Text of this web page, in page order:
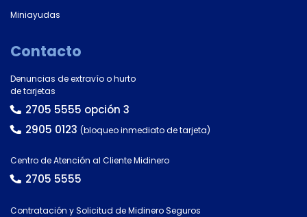
Miniayudas
Contacto
Denuncias de extravío o hurto
de tarjetas
2705 5555 opción 3
2905 0123 (bloqueo inmediato de tarjeta)
Centro de Atención al Cliente Midinero
2705 5555
Contratación y Solicitud de Midinero Seguros